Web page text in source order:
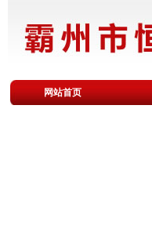
网站首页